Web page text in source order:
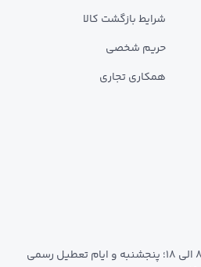
شرایط بازگشت کالا
حریم شخصی
همکاری تجاری
شنبه تا چهارشنبه از ساعت 8 الی 18؛ پنجشنبه و ایام تعطیل رسمی